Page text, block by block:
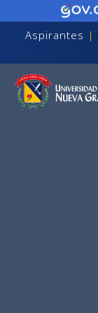
Aspirantes |